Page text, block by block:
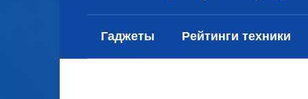
Гаджеты Рейтинги техники